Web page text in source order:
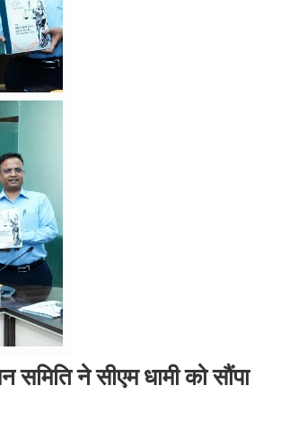
ने सीएम धामी को सौंपा